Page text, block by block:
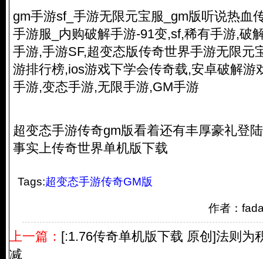
gm手游sf_手游无限元宝服_gm版听说热血
手游服_内购破解手游-91变,sf,稀有手游,破
手游,手游SF,超变态版传奇世界手游无限元
游排行榜,ios游戏下学会传奇载,安卓破解游
手游,变态手游,无限手游,GM手游
超变态手游传奇gm版看着还有丰厚豪礼登
事实上传奇世界单机版下载
Tags:超变态手游传奇GM版
作者：
上一篇： [:1.76传奇单机版下载 原创]法则为
减